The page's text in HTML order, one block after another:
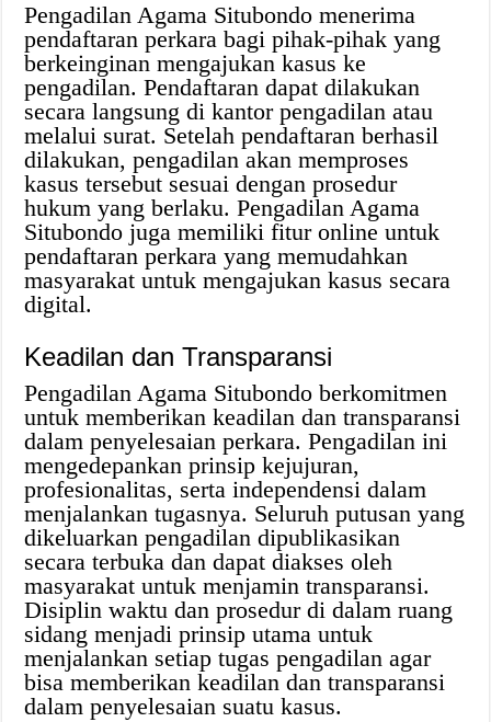
Pengadilan Agama Situbondo menerima
pendaftaran perkara bagi pihak-pihak yang
berkeinginan mengajukan kasus ke
pengadilan. Pendaftaran dapat dilakukan
secara langsung di kantor pengadilan atau
melalui surat. Setelah pendaftaran berhasil
dilakukan, pengadilan akan memproses
kasus tersebut sesuai dengan prosedur
hukum yang berlaku. Pengadilan Agama
Situbondo juga memiliki fitur online untuk
pendaftaran perkara yang memudahkan
masyarakat untuk mengajukan kasus secara
digital.
Keadilan dan Transparansi
Pengadilan Agama Situbondo berkomitmen
untuk memberikan keadilan dan transparansi
dalam penyelesaian perkara. Pengadilan ini
mengedepankan prinsip kejujuran,
profesionalitas, serta independensi dalam
menjalankan tugasnya. Seluruh putusan yang
dikeluarkan pengadilan dipublikasikan
secara terbuka dan dapat diakses oleh
masyarakat untuk menjamin transparansi.
Disiplin waktu dan prosedur di dalam ruang
sidang menjadi prinsip utama untuk
menjalankan setiap tugas pengadilan agar
bisa memberikan keadilan dan transparansi
dalam penyelesaian suatu kasus.